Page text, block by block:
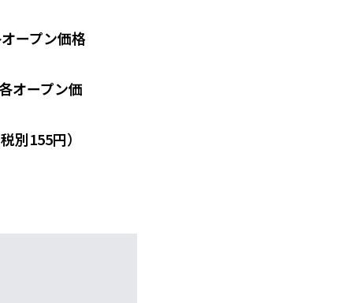
ープン価格
オープン価
別155円）